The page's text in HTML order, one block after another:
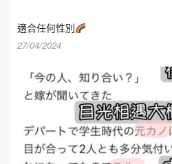
適合任何性別
27/04/2024